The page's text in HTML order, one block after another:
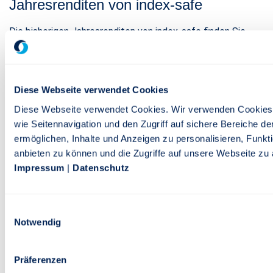
Diese Webseite verwendet Cookies
Diese Webseite verwendet Cookies. Wir verwenden
wie Seitennavigation und den Zugriff auf sichere Bereiche
ermöglichen, Inhalte und Anzeigen zu personalisieren,
anbieten zu können und die Zugriffe auf unsere Webseite zu
Impressum | Datenschutz
Notwendig
Präferenzen
Jahresrenditen von index-safe
Die bisherigen Jahresrenditen von index-safe finden Sie
hier:
ZweiZukünfte
Rechtlicher Hinweis: Es handelt sich um eine Werbemitteilung.
Tarifbestimmungen und die Versicherungsbedingungen. Die